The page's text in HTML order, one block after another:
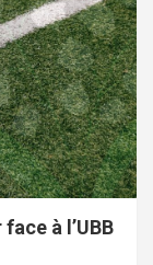
à l’UBB